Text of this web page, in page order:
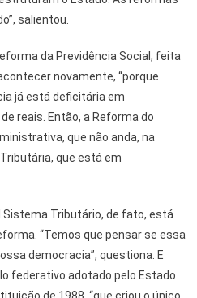
salientou.
da Previdência Social, feita
novamente, “porque
já está deficitária em
reais. Então, a Reforma do
que não anda, na
que está em
Tributário, de fato, está
“Temos que pensar se essa
democracia”, questiona. E
federativo adotado pelo Estado
de 1988, “que criou o único